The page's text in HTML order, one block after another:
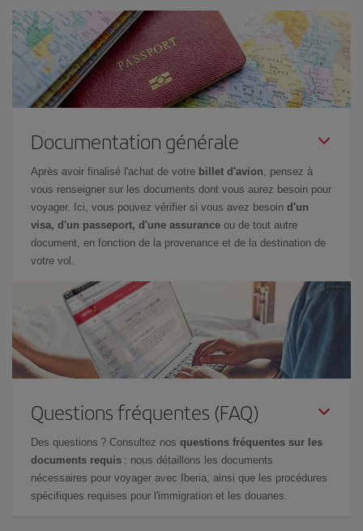
Documentation générale
Après avoir finalisé l'achat de votre billet d'avion , pensez à
vous renseigner sur les documents dont vous aurez besoin pour
voyager. Ici, vous pouvez vérifier si vous avez besoin d'un
visa, d'un passeport, d'une assurance ou de tout autre
document, en fonction de la provenance et de la destination de
votre vol.
Questions fréquentes (FAQ)
Des questions ? Consultez nos questions fréquentes sur les
documents requis : nous détaillons les documents
nécessaires pour voyager avec Iberia, ainsi que les procédures
spécifiques requises pour l'immigration et les douanes.